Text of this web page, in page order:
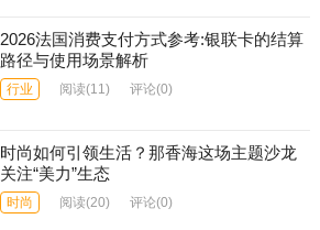
2026法国消费支付方式参考:银联卡的结算
路径与使用场景解析
行业 阅读(11) 评论(0)
时尚如何引领生活？那香海这场主题沙龙
关注“美力”生态
时尚 阅读(20) 评论(0)